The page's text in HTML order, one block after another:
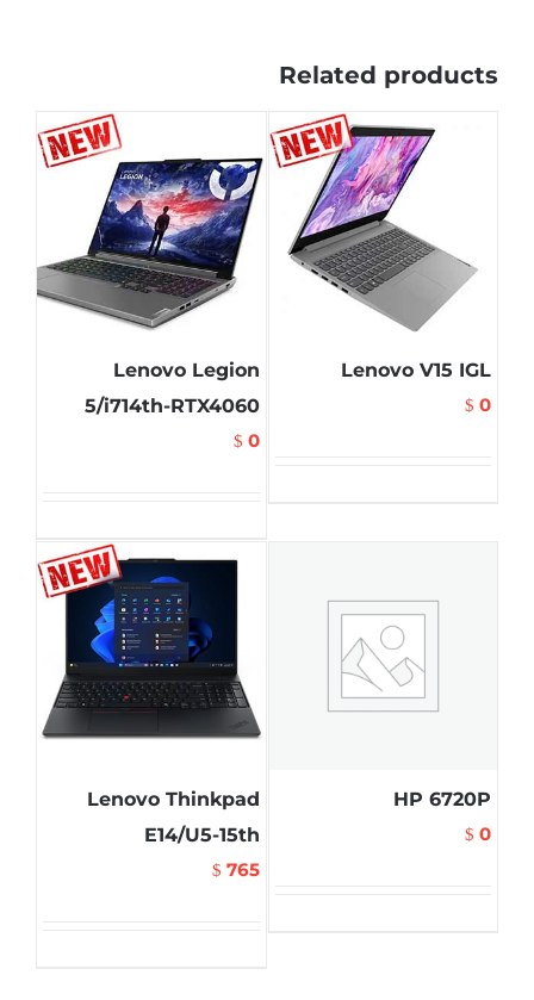
Related products
Lenovo V15 IGL
$ 0
Lenovo Legion
5/i714th-RTX4060
$ 0
HP 6720P
$ 0
Lenovo Thinkpad
E14/U5-15th
$ 765